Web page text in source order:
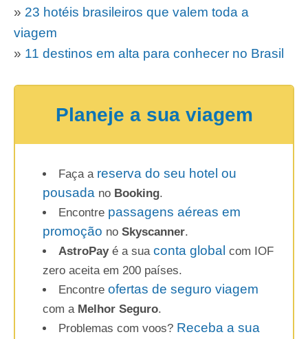
» 23 hotéis brasileiros que valem toda a
viagem
» 11 destinos em alta para conhecer no Brasil
Planeje a sua viagem
Faça a reserva do seu hotel ou
pousada no Booking.
Encontre passagens aéreas em
promoção no Skyscanner.
AstroPayé a sua conta global com IOF
zero aceita em 200 países.
Encontre ofertas de seguro viagem
com a Melhor Seguro.
Problemas com voos? Receba a sua